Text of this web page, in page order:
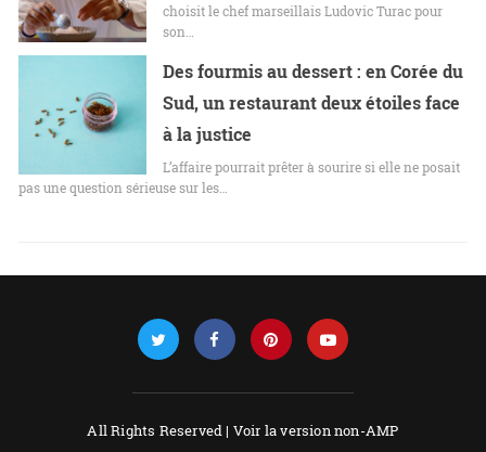
choisit le chef marseillais Ludovic Turac pour
son…
Des fourmis au dessert : en Corée du
Sud, un restaurant deux étoiles face
à la justice
L’affaire pourrait prêter à sourire si elle ne posait
pas une question sérieuse sur les…
All Rights Reserved | Voir la version non-AMP